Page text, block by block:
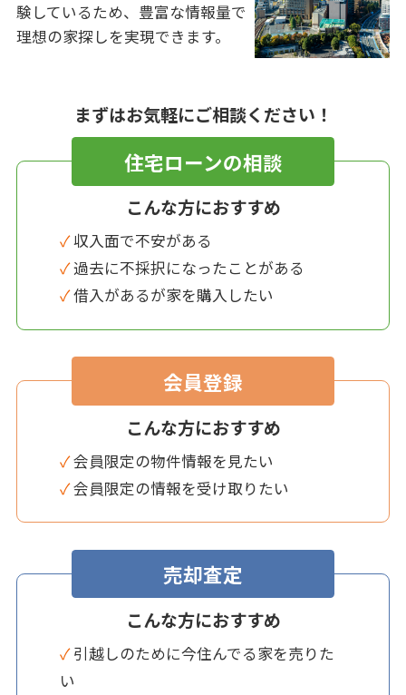
験しているため、豊富な情報量で
理想の家探しを実現できます。
まずはお気軽にご相談ください！
住宅ローンの相談
こんな方におすすめ
✓ 収入面で不安がある
✓ 過去に不採択になったことがある
✓ 借入があるが家を購入したい
会員登録
こんな方におすすめ
✓ 会員限定の物件情報を見たい
✓ 会員限定の情報を受け取りたい
売却査定
こんな方におすすめ
✓ 引越しのために今住んでる家を売りた
い